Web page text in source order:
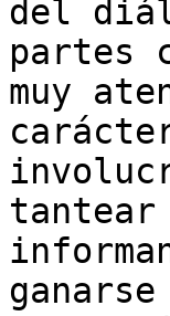
del
partes
muy